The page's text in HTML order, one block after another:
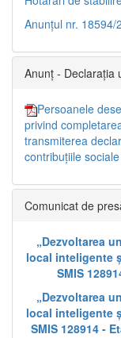
Anunțul nr. 18594/
Anunț - Declarația
Persoanele
privind
transmiterea
contribuțiile
Comunicat de
„Dezvoltarea
local inteligente
SMIS
„Dezvoltarea
local inteligente
SMIS 128914 -